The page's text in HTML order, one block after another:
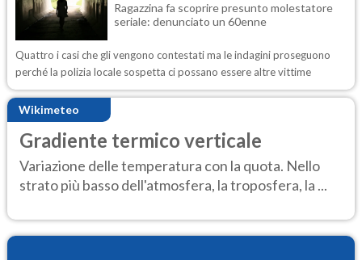
Ragazzina fa scoprire presunto molestatore
seriale: denunciato un 60enne
Quattro i casi che gli vengono contestati ma le indagini proseguono
perché la polizia locale sospetta ci possano essere altre vittime
Wikimeteo
Gradiente termico verticale
Variazione delle temperatura con la quota. Nello
strato più basso dell'atmosfera, la troposfera, la ...